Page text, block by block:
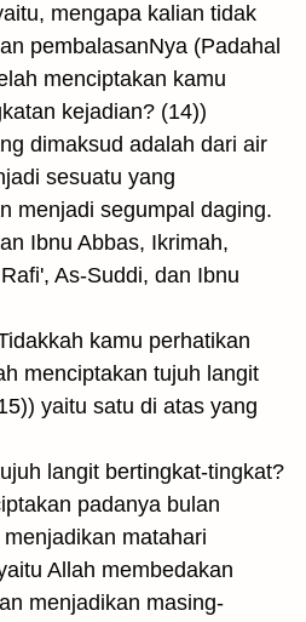
mengapa kalian tidak
pembalasanNya (Padahal
menciptakan kamu
kejadian? (14))
dimaksud adalah dari air
sesuatu yang
menjadi segumpal daging.
Ibnu Abbas, Ikrimah,
As-Suddi, dan Ibnu
kamu perhatikan
menciptakan tujuh langit
yaitu satu di atas yang
langit bertingkat-tingkat?
padanya bulan
matahari
Allah membedakan
menjadikan masing-